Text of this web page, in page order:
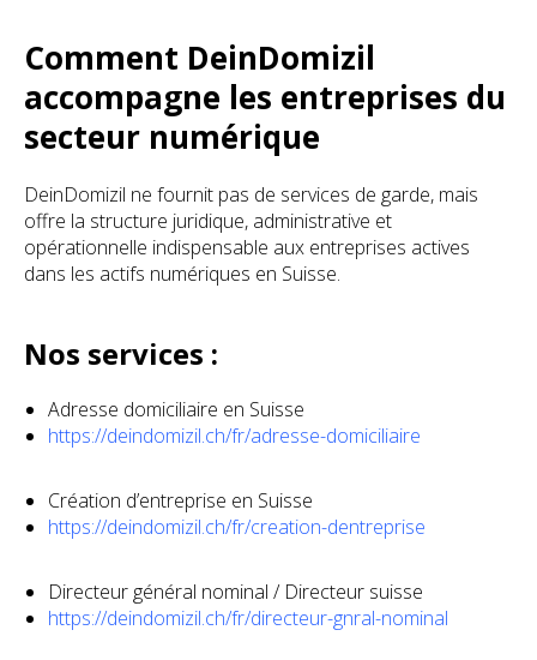
Comment DeinDomizil
accompagne les entreprises du
secteur numérique
DeinDomizil ne fournit pas de services de garde, mais
offre la structure juridique, administrative et
opérationnelle indispensable aux entreprises actives
dans les actifs numériques en Suisse.
Nos services :
Adresse domiciliaire en Suisse
https://deindomizil.ch/fr/adresse-domiciliaire
Création d’entreprise en Suisse
https://deindomizil.ch/fr/creation-dentreprise
Directeur général nominal / Directeur suisse
https://deindomizil.ch/fr/directeur-gnral-nominal